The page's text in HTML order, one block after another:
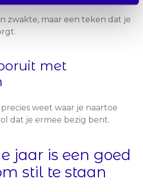
zwakte, maar een teken dat je
met
weet waar je naartoe
dat je ermee bezig bent.
jaar is een goed
stil te staan